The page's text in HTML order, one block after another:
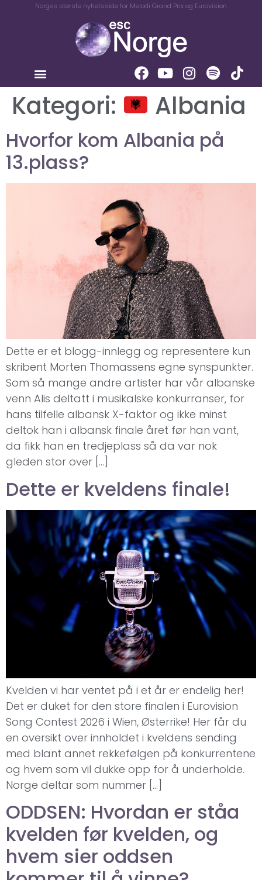
Norges største nyhetsside for Melodi Grand Prix og Eurovision
Kategori: Albania
Hvorfor kom Albania på
13.plass?
Dette er et blogg-innlegg og representere kun
skribent Morten Thomassens egne synspunkter.
Som så mange andre artister har vår albanske
venn Alis deltatt i musikalske konkurranser, for
hans tilfelle albansk X-faktor og ikke minst
deltok han i albansk finale året før han vant,
da fikk han en tredjeplass så da var nok
gleden stor over […]
Dette er kveldens finale!
Kvelden vi har ventet på i et år er endelig her!
Det er duket for den store finalen i Eurovision
Song Contest 2026 i Wien, Østerrike! Her får du
en oversikt over innholdet i kveldens sending
med blant annet rekkefølgen på konkurrentene
og hvem som vil dukke opp for å underholde.
Norge deltar som nummer […]
ODDSEN: Hvordan er ståa
kvelden før kvelden, og
hvem sier oddsen